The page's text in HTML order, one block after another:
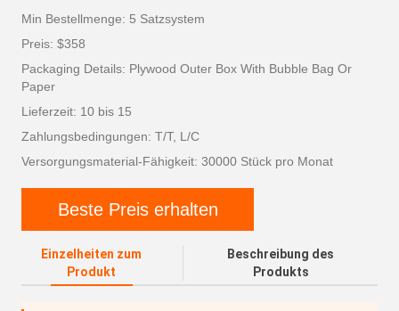
Min Bestellmenge: 5 Satzsystem
Preis: $358
Packaging Details: Plywood Outer Box With Bubble Bag Or
Paper
Lieferzeit: 10 bis 15
Zahlungsbedingungen: T/T, L/C
Versorgungsmaterial-Fähigkeit: 30000 Stück pro Monat
Beste Preis erhalten
Einzelheiten zum
Produkt
Beschreibung des
Produkts